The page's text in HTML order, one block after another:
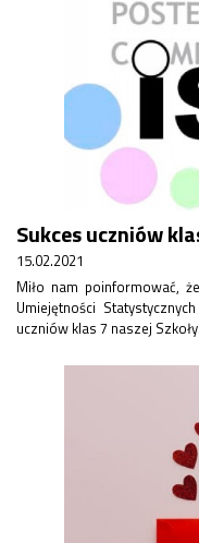
Sukces uczniów
15.02.2021
Miło nam poinformować,
Umiejętności
uczniów klas 7 naszej Szkoły.